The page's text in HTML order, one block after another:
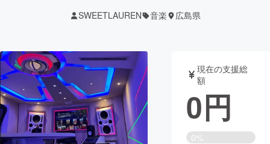
ターン
ジェクト
募集終了が近いプ
ロジェクト
アート・写真 音楽
テクノロジー・ガジェット ゲーム・サ
映像・映画 書籍・雑誌
SWEETLAUREN 音楽 広島県
現在の支援総
額
0円
0%